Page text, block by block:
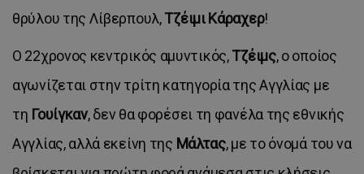
θρύλου της Λίβερπουλ,Τζέιμι Κάραχερ!
Ο 22χρονος κεντρικός αμυντικός,Τζέιμς, ο οποίος
αγωνίζεται στην τρίτη κατηγορία της Αγγλίας με
τη Γουίγκαν, δεν θα φορέσει τη φανέλα της εθνικής
Αγγλίας, αλλά εκείνη της Μάλτας, με το όνομά του να